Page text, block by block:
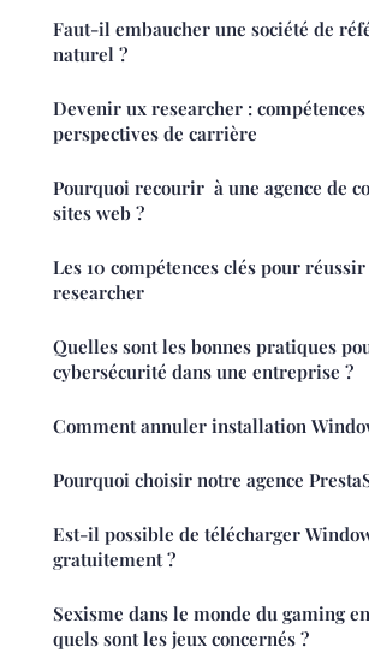
Faut-il embaucher une société de
naturel ?
Devenir ux researcher :
perspectives de carrière
Pourquoi recourir à une agence de
sites web ?
Les 10 compétences clés pour
researcher
Quelles sont les bonnes pratiques
cybersécurité dans une entreprise ?
Comment annuler installation
Pourquoi choisir notre agence
Est-il possible de télécharger
gratuitement ?
Sexisme dans le monde du gaming
quels sont les jeux concernés ?